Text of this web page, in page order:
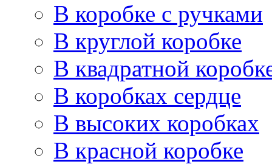
В коробке с ручками
В круглой коробке
В квадратной
В коробках сердце
В высоких коробках
В красной коробке